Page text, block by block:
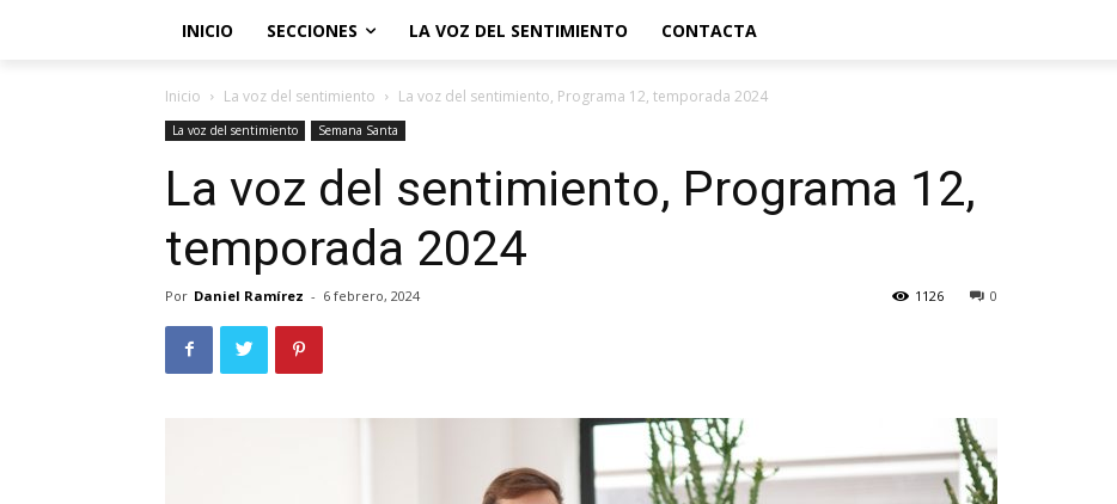
INICIO SECCIONES LA VOZ DEL SENTIMIENTO CONTACTA
Inicio La voz del sentimiento La voz del sentimiento, Programa 12, temporada 2024
La voz del sentimiento Semana Santa
La voz del sentimiento, Programa 12,
temporada 2024
Por Daniel Ramírez - 6 febrero, 2024 0
1126